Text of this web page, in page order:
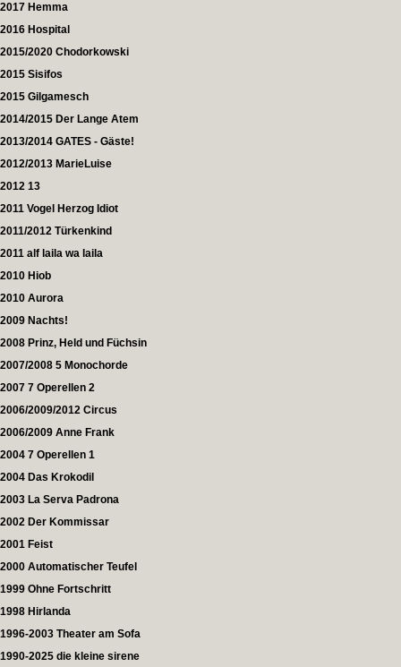
2017 Hemma
2016 Hospital
2015/2020 Chodorkowski
2015 Sisifos
2015 Gilgamesch
2014/2015 Der Lange Atem
2013/2014 GATES - Gäste!
2012/2013 MarieLuise
2012 13
2011 Vogel Herzog Idiot
2011/2012 Türkenkind
2011 alf laila wa laila
2010 Hiob
2010 Aurora
2009 Nachts!
2008 Prinz, Held und Füchsin
2007/2008 5 Monochorde
2007 7 Operellen 2
2006/2009/2012 Circus
2006/2009 Anne Frank
2004 7 Operellen 1
2004 Das Krokodil
2003 La Serva Padrona
2002 Der Kommissar
2001 Feist
2000 Automatischer Teufel
1999 Ohne Fortschritt
1998 Hirlanda
1996-2003 Theater am Sofa
1990-2025 die kleine sirene